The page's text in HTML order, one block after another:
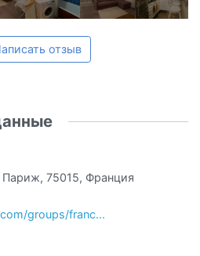
отзыв
Париж, 75015, Франция
groups/franc...